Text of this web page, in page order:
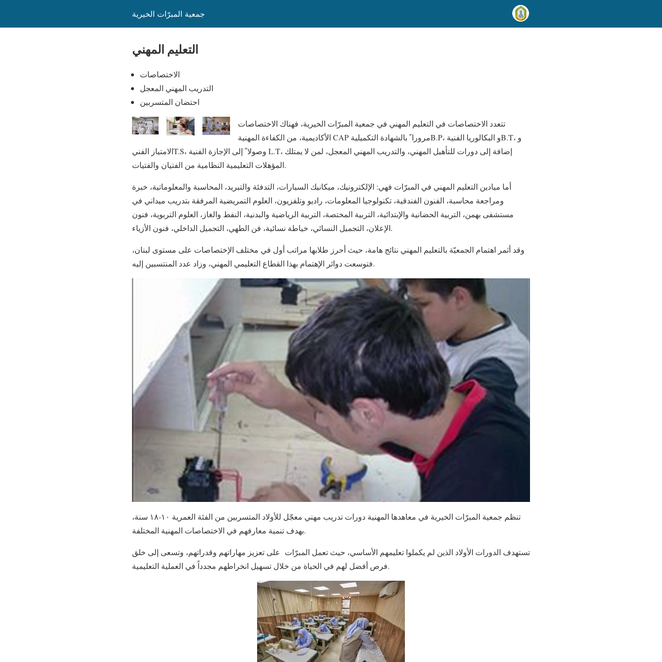
جمعية المبرّات الخيرية
التعليم المهني
الاختصاصات
التدريب المهني المعجل
احتضان المتسربين
تتعدد الاختصاصات في التعليم المهني في جمعية المبرّات الخيرية، فهناك الاختصاصات
الأكاديمية، من الكفاءة المهنية CAP مرورا ً بالشهادة التكميليةB.P، و البكالوريا الفنيةB.T، و
الامتياز الفنيT.S، وصولا ً إلى الإجازة الفنية L.T، إضافة إلى دورات للتأهيل المهني، والتدريب المهني المعجل، لمن لا يمتلك
المؤهلات التعليمية النظامية من الفتيان والفتيات.
أما ميادين التعليم المهني في المبرّات فهي: الإلكترونيك، ميكانيك السيارات، التدفئة والتبريد، المحاسبة والمعلوماتية، خبرة
ومراجعة محاسبة، الفنون الفندقية، تكنولوجيا المعلومات، راديو وتلفزيون، العلوم التمريضية المرفقة بتدريب ميداني في
مستشفى بهمن، التربية الحضانية والإبتدائية، التربية المختصة، التربية الرياضية والبدنية، النفط والغاز، العلوم التربوية، فنون
الإعلان، التجميل النسائي، خياطة نسائية، فن الطهي، التجميل الداخلي، فنون الأزياء.
وقد أثمر اهتمام الجمعيّة بالتعليم المهني نتائج هامة، حيث أحرز طلابها مراتب أول في مختلف الإختصاصات على مستوى لبنان،
فتوسعت دوائر الإهتمام بهذا القطاع التعليمي المهني، وزاد عدد المنتسبين إليه.
تنظم جمعية المبرّات الخيرية في معاهدها المهنية دورات تدريب مهني معجّل للأولاد المتسربين من الفئة العمرية ١٠-١٨ سنة،
بهدف تنمية معارفهم في الاختصاصات المهنية المختلفة.
تستهدف الدورات الأولاد الذين لم يكملوا تعليمهم الأساسي، حيث تعمل المبرّات على تعزيز مهاراتهم وقدراتهم، وتسعى إلى خلق
فرص أفضل لهم في الحياة من خلال تسهيل انخراطهم مجدداً في العملية التعليمية.